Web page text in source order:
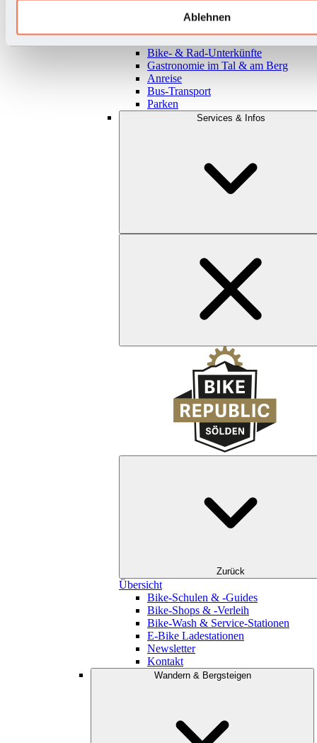
Ablehnen
Zurück
Bike- & Rad-Unterkünfte
Gastronomie im Tal & am Berg
Anreise
Bus-Transport
Parken
Services & Infos
Zurück
Übersicht
Bike-Schulen & -Guides
Bike-Shops & -Verleih
Bike-Wash & Service-Stationen
E-Bike Ladestationen
Newsletter
Kontakt
Wandern & Bergsteigen